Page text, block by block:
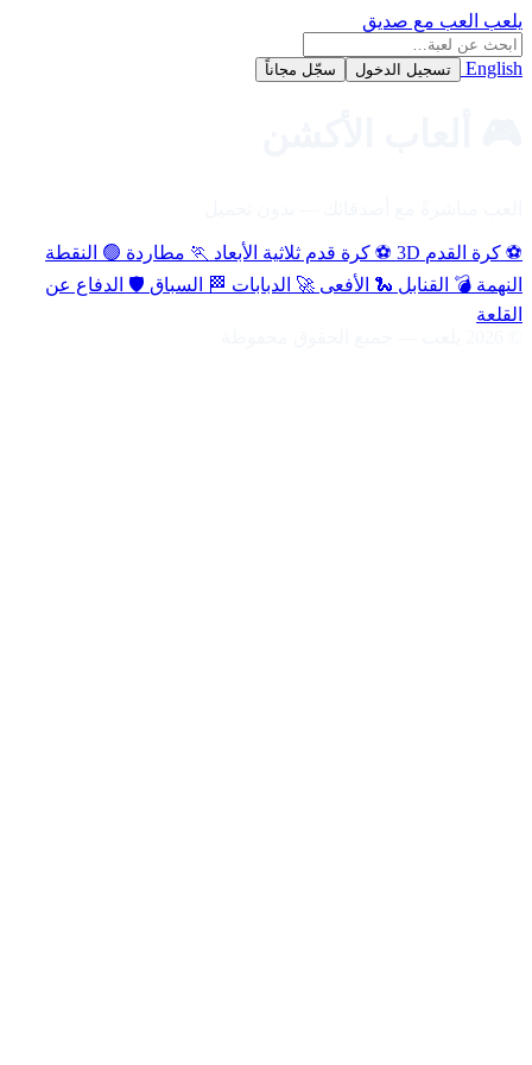
يلعب العب مع صديق
English تسجيل الدخول سجّل مجاناً
⚽ كرة القدم 3D
⚽ كرة قدم ثلاثية الأبعاد 🏃 مطاردة 🟢 النقطة
النهمة 💣 القنابل 🐍 الأفعى 🚀 الدبابات 🏁 السباق 🛡️ الدفاع عن
القلعة